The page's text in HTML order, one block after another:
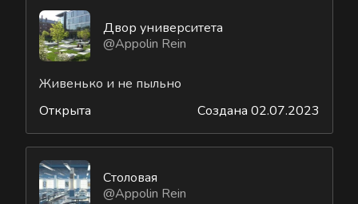
Двор университета
@Appolin Rein
Живенько и не пыльно
Открыта
Создана 02.07.2023
Столовая
@Appolin Rein